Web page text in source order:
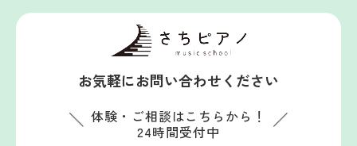
お気軽にお問い合わせください
体験・ご相談はこちらから！
24時間受付中